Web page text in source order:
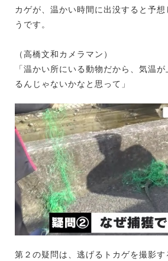
カゲが、温かい時間に出没すると予
うです。
（高橋文和カメラマン）
「温かい所にいる動物だから、気温
るんじゃないかなと思って」
第２の疑問は、逃げるトカゲを撮影